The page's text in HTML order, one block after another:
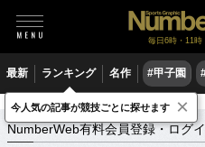
毎日6時・11時
最新 ランキング 名作 #甲子園
NumberWeb有料会員登録・ログイン
NumberWeb有料会員登録・ログ
今人気の記事が競技ごとに探せます ×